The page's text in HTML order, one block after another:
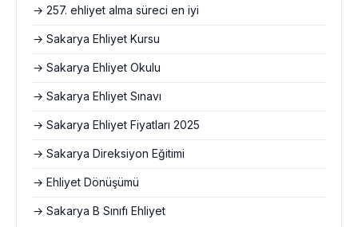
→ 257. ehliyet alma süreci en iyi
→ Sakarya Ehliyet Kursu
→ Sakarya Ehliyet Okulu
→ Sakarya Ehliyet Sınavı
→ Sakarya Ehliyet Fiyatları 2025
→ Sakarya Direksiyon Eğitimi
→ Ehliyet Dönüşümü
→ Sakarya B Sınıfı Ehliyet